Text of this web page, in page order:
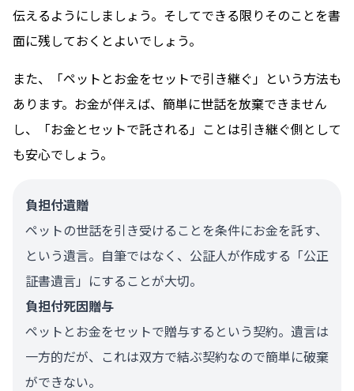
伝えるようにしましょう。そしてできる限りそのことを書
面に残しておくとよいでしょう。
また、「ペットとお金をセットで引き継ぐ」という方法も
あります。お金が伴えば、簡単に世話を放棄できません
し、「お金とセットで託される」ことは引き継ぐ側として
も安心でしょう。
負担付遺贈
ペットの世話を引き受けることを条件にお金を託す、
という遺言。自筆ではなく、公証人が作成する「公正
証書遺言」にすることが大切。
負担付死因贈与
ペットとお金をセットで贈与するという契約。遺言は
一方的だが、これは双方で結ぶ契約なので簡単に破棄
ができない。